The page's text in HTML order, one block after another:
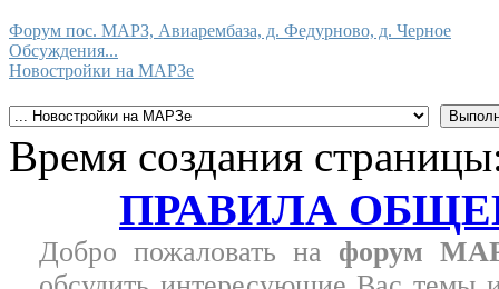
Форум пос. МАРЗ, Авиарембаза, д. Федурново, д. Черное
Обсуждения...
Новостройки на МАРЗе
Время создания
ПРАВИЛА
Добро пожаловать на форум